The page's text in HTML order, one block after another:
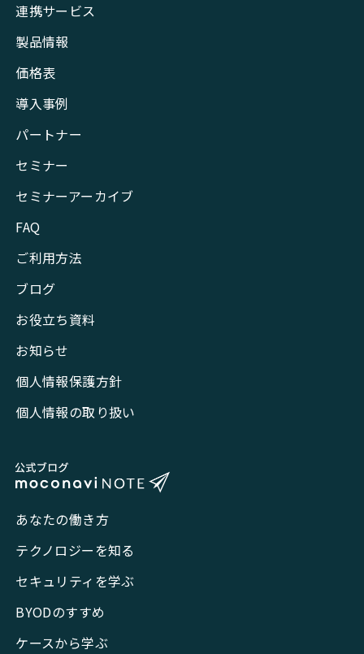
連携サービス
製品情報
価格表
導入事例
パートナー
セミナー
セミナーアーカイブ
FAQ
ご利用方法
ブログ
お役立ち資料
お知らせ
個人情報保護方針
個人情報の取り扱い
あなたの働き方
テクノロジーを知る
セキュリティを学ぶ
BYODのすすめ
ケースから学ぶ